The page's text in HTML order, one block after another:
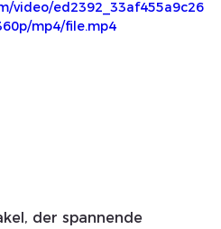
video/ed2392_33af455a9c26
mp4/file.mp4
der spannende